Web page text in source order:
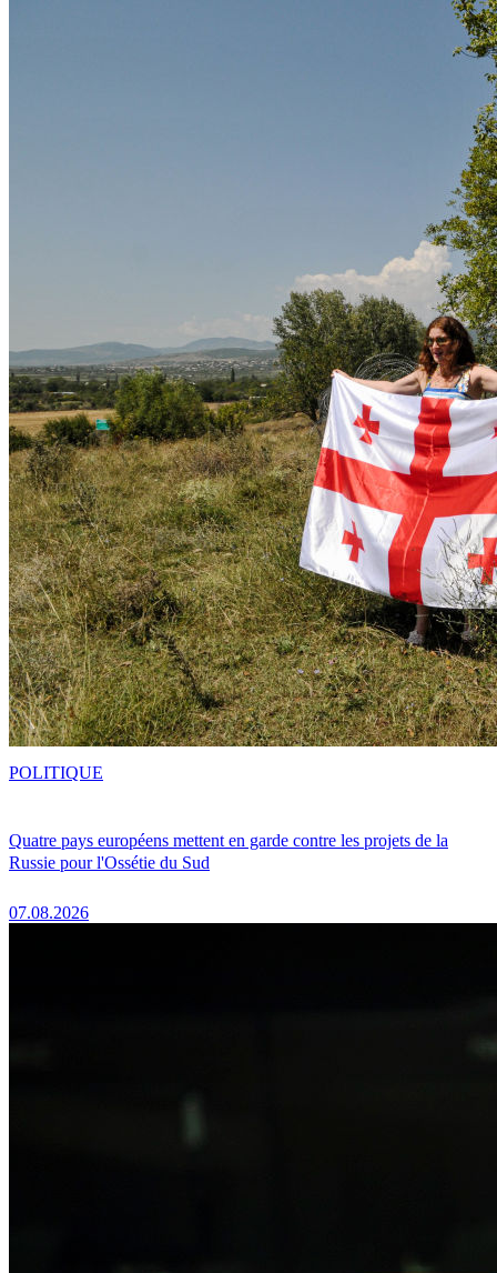
Quatre pays européens mettent en garde contre les projets de la
Russie pour l'Ossétie du Sud
07.08.2026
POLITIQUE